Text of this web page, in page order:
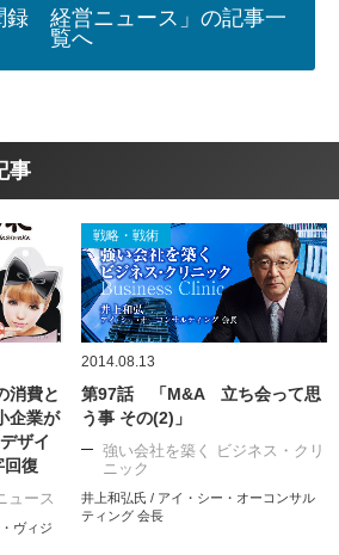
録 経営ニュース」の記事一
覧へ
事
消費と
企業が
ザイ
回復
ュース
ヴィジ
戦略・戦術
2014.08.13
第97話 「M&A 立ち会って思
う事 その(2)」
強い会社を築く ビジネス・クリ
ニック
井上和弘氏 / アイ・シー・オーコンサル
ティング 会長